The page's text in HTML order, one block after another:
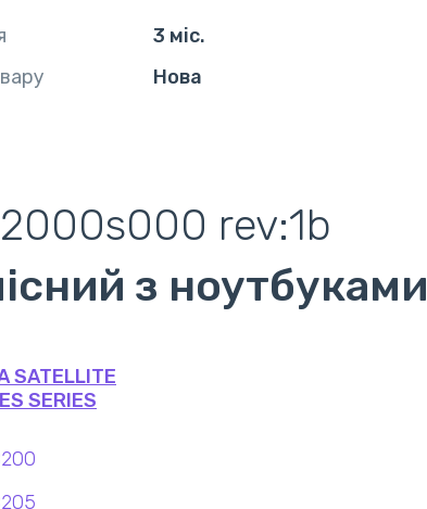
3 міс.
Нова
rev:1b
з ноутбуками
SATELLITE
SERIES